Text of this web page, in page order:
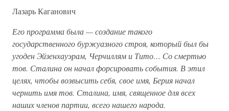
Лазарь Каганович
Его программа была — создание такого
государственного буржуазного строя, который был бы
угоден Эйзенхауэрам, Черчиллям и Тито… Со смертью
тов. Сталина он начал форсировать события. В этил
целях, чтобы возвысить себя, свое имя, Берия начал
чернить имя тов. Сталина, имя, священное для всех
наших членов партии, всего нашего народа.